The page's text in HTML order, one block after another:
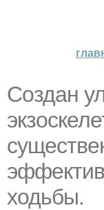
Создан
ходьбы.